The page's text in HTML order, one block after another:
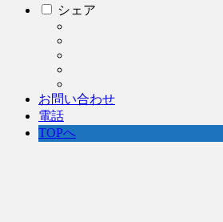
シェア
お問い合わせ
電話
TOPへ